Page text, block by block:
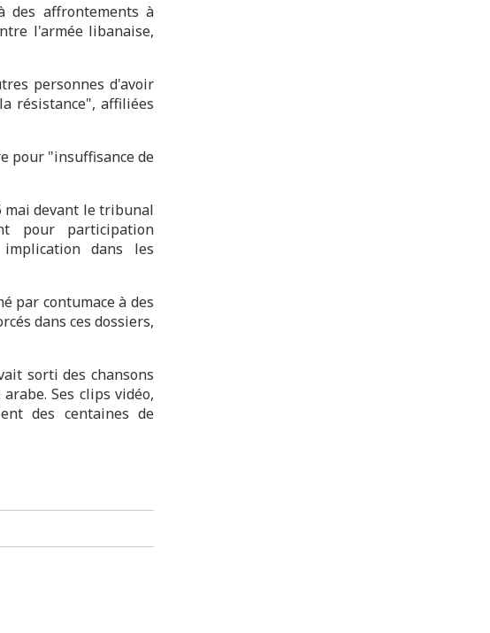
des affrontements à
l'armée libanaise,
personnes d'avoir
résistance", affiliées
pour "insuffisance de
mai devant le tribunal
pour participation
dans les
par contumace à des
dans ces dossiers,
sorti des chansons
Ses clips vidéo,
des centaines de